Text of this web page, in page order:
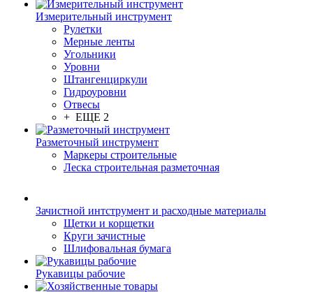
Измерительный инструмент
Рулетки
Мерные ленты
Угольники
Уровни
Штангенциркули
Гидроуровни
Отвесы
+ ЕЩЕ 2
Разметочный инструмент
Маркеры строительные
Леска строительная разметочная
Зачистной интструмент и расходные материалы
Щетки и корщетки
Круги зачистные
Шлифовальная бумага
Рукавицы рабочие